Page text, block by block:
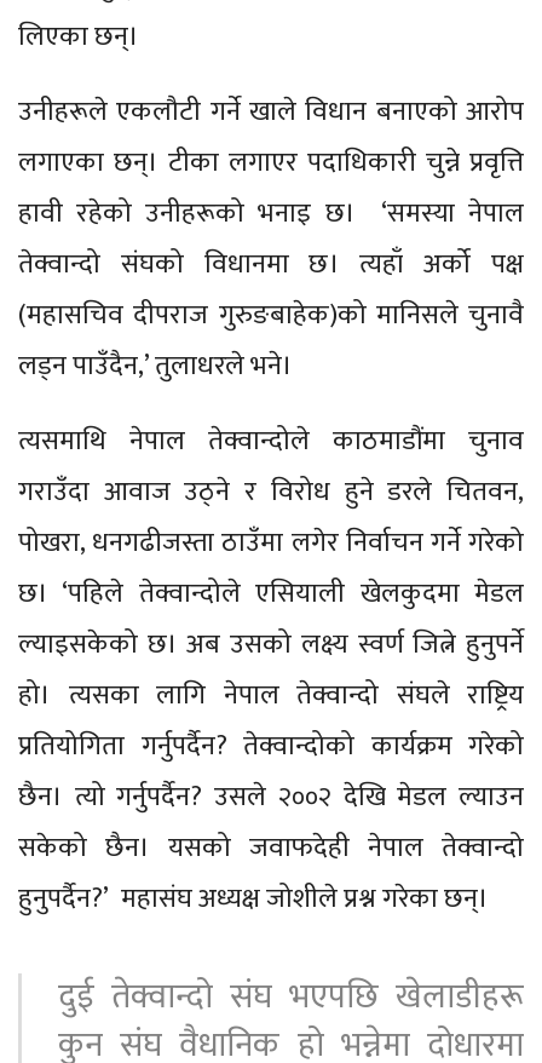
लिएका छन्।
उनीहरूले एकलौटी गर्ने खाले विधान बनाएको आरोप
लगाएका छन्। टीका लगाएर पदाधिकारी चुन्ने प्रवृत्ति
हावी रहेको उनीहरूको भनाइ छ। ‘समस्या नेपाल
तेक्वान्दो संघको विधानमा छ। त्यहाँ अर्को पक्ष
(महासचिव दीपराज गुरुङबाहेक)को मानिसले चुनावै
लड्न पाउँदैन,’ तुलाधरले भने।
त्यसमाथि नेपाल तेक्वान्दोले काठमाडौंमा चुनाव
गराउँदा आवाज उठ्ने र विरोध हुने डरले चितवन,
पोखरा, धनगढीजस्ता ठाउँमा लगेर निर्वाचन गर्ने गरेको
छ। ‘पहिले तेक्वान्दोले एसियाली खेलकुदमा मेडल
ल्याइसकेको छ। अब उसको लक्ष्य स्वर्ण जित्ने हुनुपर्ने
हो। त्यसका लागि नेपाल तेक्वान्दो संघले राष्ट्रिय
प्रतियोगिता गर्नुपर्दैन? तेक्वान्दोको कार्यक्रम गरेको
छैन। त्यो गर्नुपर्दैन? उसले २००२ देखि मेडल ल्याउन
सकेको छैन। यसको जवाफदेही नेपाल तेक्वान्दो
हुनुपर्दैन?’ महासंघ अध्यक्ष जोशीले प्रश्न गरेका छन्।
दुई तेक्वान्दो संघ भएपछि खेलाडीहरू
कुन संघ वैधानिक हो भन्नेमा दोधारमा